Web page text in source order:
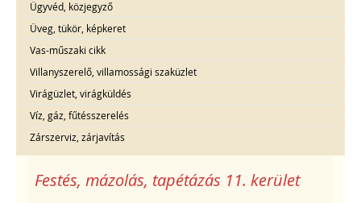
Ügyvéd, közjegyző
Üveg, tükör, képkeret
Vas-műszaki cikk
Villanyszerelő, villamossági szaküzlet
Virágüzlet, virágküldés
Víz, gáz, fűtésszerelés
Zárszerviz, zárjavítás
Festés, mázolás, tapétázás 11. kerület